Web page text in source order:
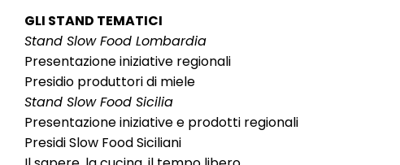
GLI STAND TEMATICI
Stand Slow Food Lombardia
Presentazione iniziative regionali
Presidio produttori di miele
Stand Slow Food Sicilia
Presentazione iniziative e prodotti regionali
Presidi Slow Food Siciliani